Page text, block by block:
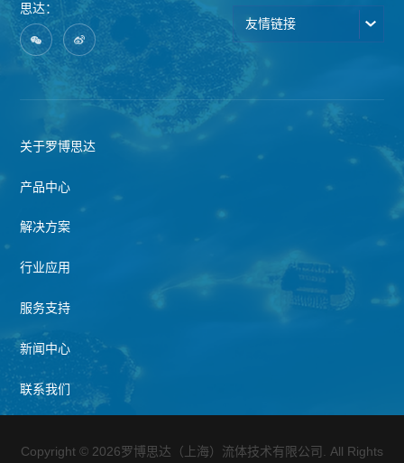
思达：
友情链接
关于罗博思达
产品中心
解决方案
行业应用
服务支持
新闻中心
联系我们
Copyright © 2026罗博思达（上海）流体技术有限公司. All Rights